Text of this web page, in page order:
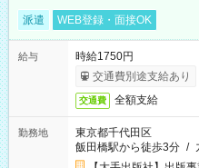
派遣 WEB登録・面接OK
給与
時給1750円
交通費別途支給あり
交通費 全額支給
勤務地
東京都千代田区
飯田橋駅から徒歩3分 /